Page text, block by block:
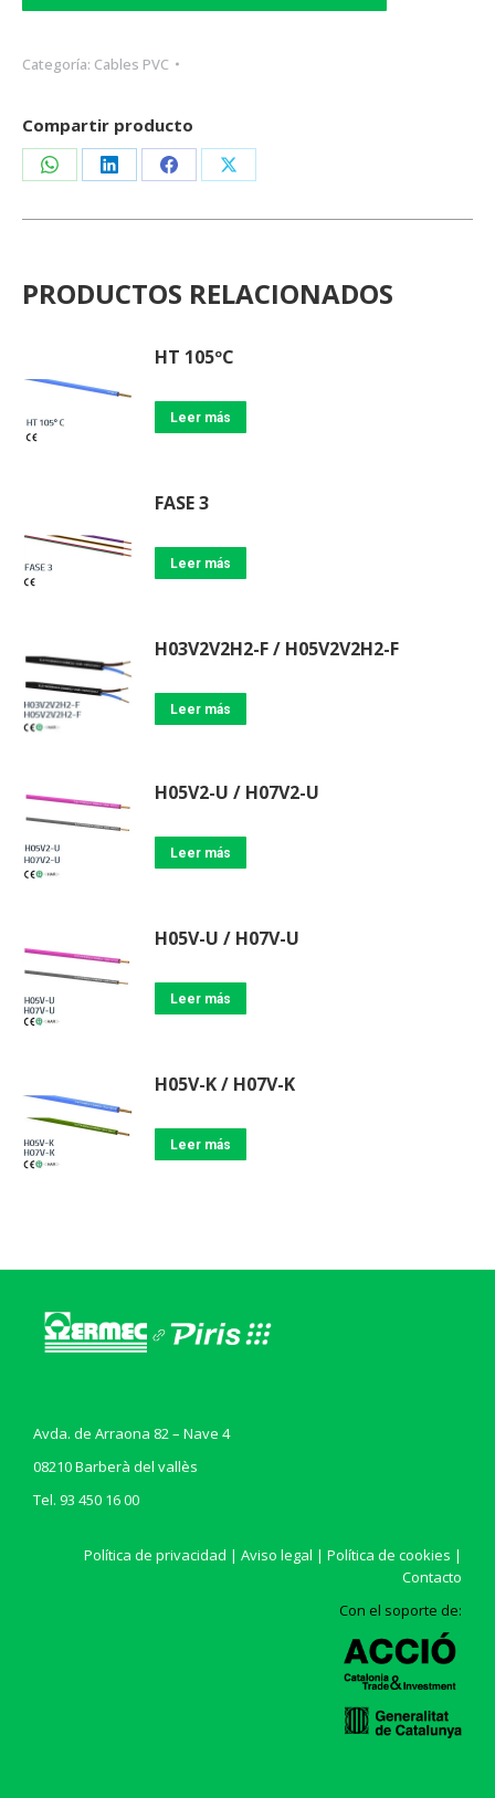
Categoría: Cables PVC
Compartir producto
Share
on
Share
on
Share
on
Share
on
PRODUCTOS RELACIONADOS
HT 105ºC
Leer más
FASE 3
Leer más
H03V2V2H2-F / H05V2V2H2-F
Leer más
H05V2-U / H07V2-U
Leer más
H05V-U / H07V-U
Leer más
H05V-K / H07V-K
Leer más
Avda. de Arraona 82 – Nave 4
08210 Barberà del vallès
Tel. 93 450 16 00
Política de privacidad | Aviso legal | Política de cookies |
Contacto
Con el soporte de: